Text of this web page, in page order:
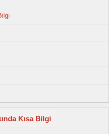
Kısa Bilgi